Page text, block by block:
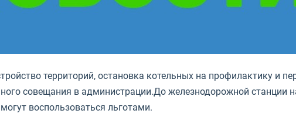
территорий, остановка котельных на профилактику и
совещания в администрации.До железнодорожной станции
воспользоваться льготами.